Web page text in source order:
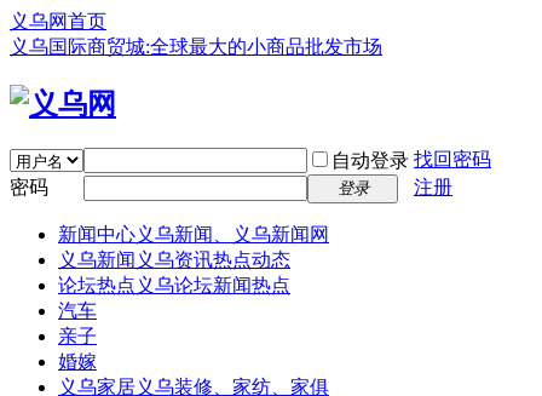
义乌网首页
义乌国际商贸城:全球最大的小商品批发市场
自动登录 找回密码
密码
登录 注册
新闻中心义乌新闻、义乌新闻网
义乌新闻 义乌资讯热点动态
论坛热点 义乌论坛新闻热点
汽车
亲子
婚嫁
义乌家居义乌装修、家纺、家俱